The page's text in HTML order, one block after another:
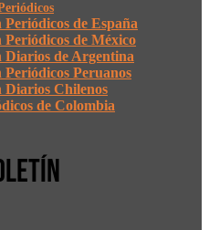
de España
de México
Diarios de Argentina
Peruanos
Diarios Chilenos
de Colombia